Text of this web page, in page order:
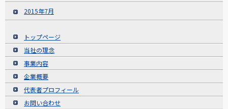
2015年7月
トップページ
当社の理念
事業内容
企業概要
代表者プロフィール
お問い合わせ